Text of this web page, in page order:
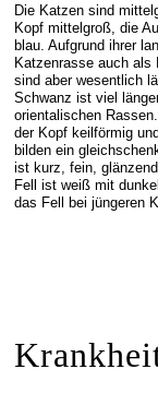
Die Katzen sind
Kopf mittelgroß, die
blau. Aufgrund ihrer
Katzenrasse auch als
sind aber wesentlich
Schwanz ist viel
orientalischen
der Kopf keilförmig
bilden ein
ist kurz, fein,
Fell ist weiß mit
das Fell bei jüngeren